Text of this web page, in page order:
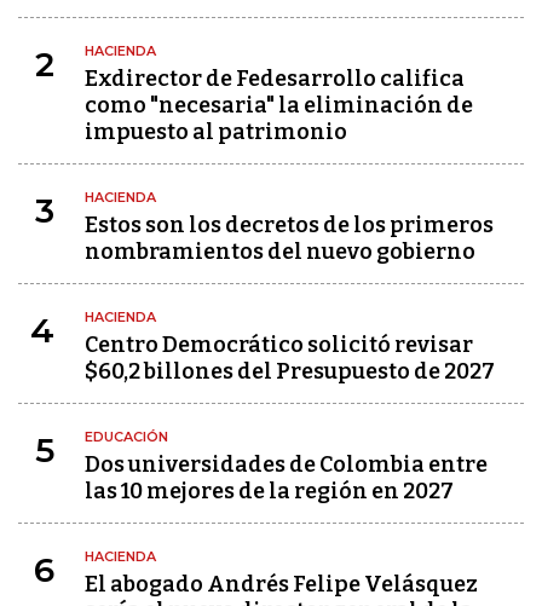
2 HACIENDA
Exdirector de Fedesarrollo califica
como "necesaria" la eliminación de
impuesto al patrimonio
3 HACIENDA
Estos son los decretos de los primeros
nombramientos del nuevo gobierno
4 HACIENDA
Centro Democrático solicitó revisar
$60,2 billones del Presupuesto de 2027
5 EDUCACIÓN
Dos universidades de Colombia entre
las 10 mejores de la región en 2027
6 HACIENDA
El abogado Andrés Felipe Velásquez